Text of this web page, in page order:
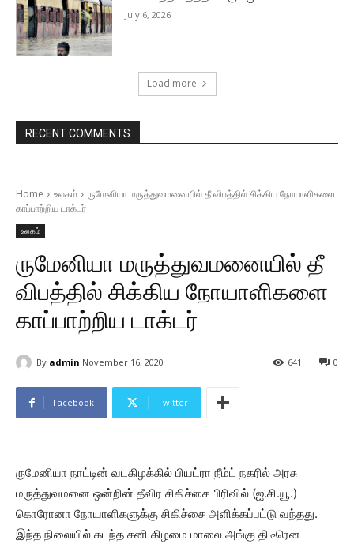
July 6, 2026
Load more
RECENT COMMENTS